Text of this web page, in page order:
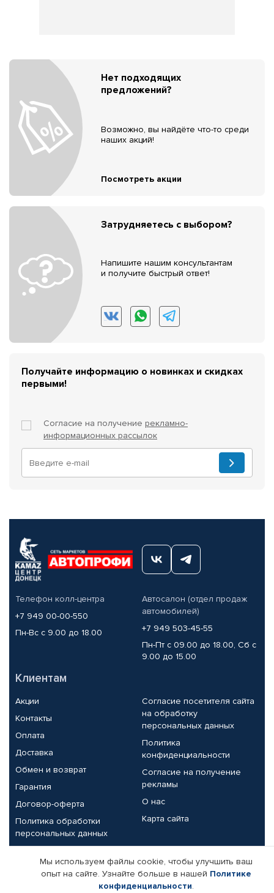
Нет подходящих
предложений?
Возможно, вы найдёте что-то среди
наших акций!
Посмотреть акции
Затрудняетесь с выбором?
Напишите нашим консультантам
и получите быстрый ответ!
Получайте информацию о новинках и скидках
первыми!
Согласие на получение рекламно-
информационных рассылок
Телефон колл-центра
+7 949 00-00-550
Пн-Вс с 9.00 до 18.00
Автосалон (отдел продаж
автомобилей)
+7 949 503-45-55
Пн-Пт с 09.00 до 18.00, Сб с
9.00 до 15.00
Клиентам
Акции
Контакты
Оплата
Доставка
Обмен и возврат
Гарантия
Договор-оферта
Политика обработки
персональных данных
Согласие посетителя сайта
на обработку
персональных данных
Политика
конфиденциальности
Согласие на получение
рекламы
О нас
Карта сайта
Партнерам
Корпоративным клиентам Реквизиты компании
Мы используем файлы cookie, чтобы улучшить ваш
опыт на сайте. Узнайте больше в нашей Политике
конфиденциальности.